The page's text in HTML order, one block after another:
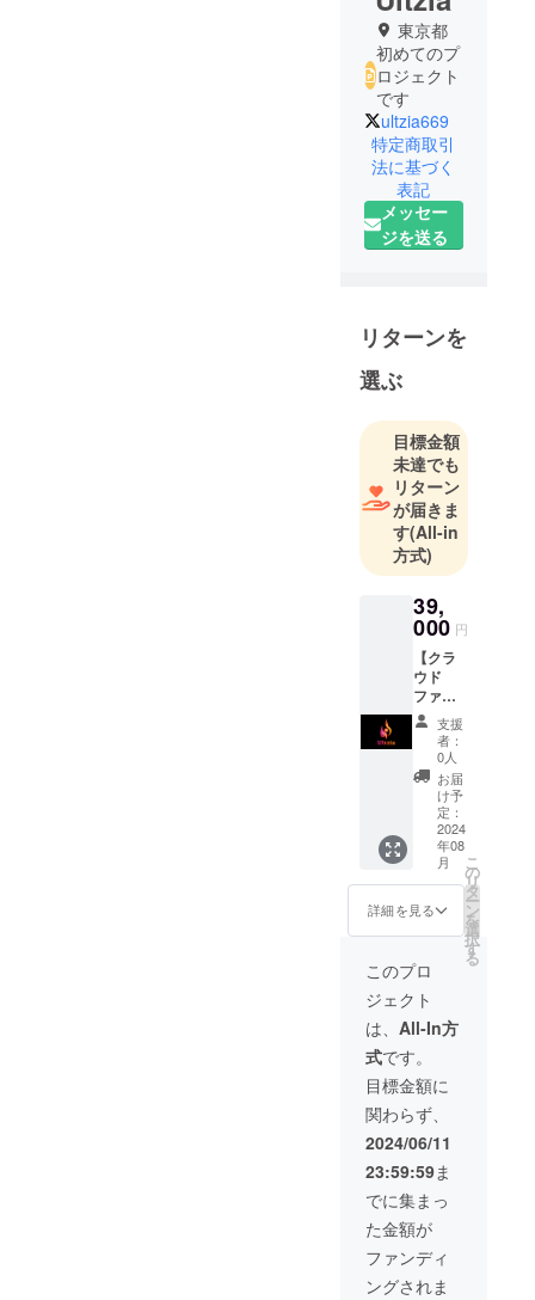
東京都
初めてのプ
ロジェクト
です
ultzia669
特定商取引
法に基づく
表記
メッセー
ジを送る
リターンを
選ぶ
目標金額
未達でも
リターン
が届きま
す(All-in
方式)
39,
000 円
【クラ
ウド
ファン
ディン
グ専用
限定
NFT作
品】 ク
ラウド
ファン
ディン
グ支援
者専用
のUltzia
作品を
提供し
ます。
●クラ
ファン
限定
NFT1作
品をエ
アド
ロップ
●リアル
店舗実
現後、
POPUP
ストア
（限定
販売）
展開時
に優先
入店
支援
者：
0人
お届
け予
定：
2024
年08
月
詳細を見る
こ
の
リ
タ
ー
ン
を
選
択
す
る
このプロ
ジェクト
は、 All-In方
式です。
目標金額に
関わらず、
2024/06/11
23:59:59ま
でに集まっ
た金額が
ファンディ
ングされま